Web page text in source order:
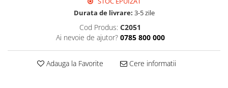
Durata de livrare: 3-5 zile
Cod Produs: C2051
Ai nevoie de ajutor? 0785 800 000
Adauga la Favorite Cere informatii